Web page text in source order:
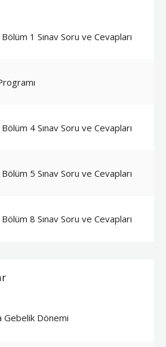
1 Sınav Soru ve Cevapları
4 Sınav Soru ve Cevapları
5 Sınav Soru ve Cevapları
8 Sınav Soru ve Cevapları
Gebelik Dönemi